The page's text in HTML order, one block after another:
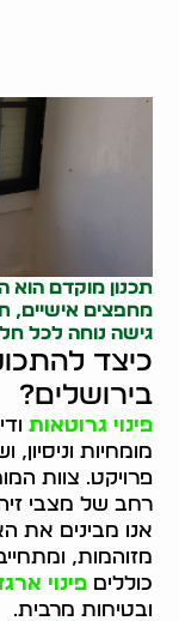
תכנון מוקדם
מחפצים אישיים,
גישה נוחה לכל
כיצד
בירושלים?
פינוי גרוטאות
מומחיות
פרויקט. צוות
רחב של מצבי
אנו מבינים את
מזוהמות,
כולליםפינוי
ובטיחות מרבית.